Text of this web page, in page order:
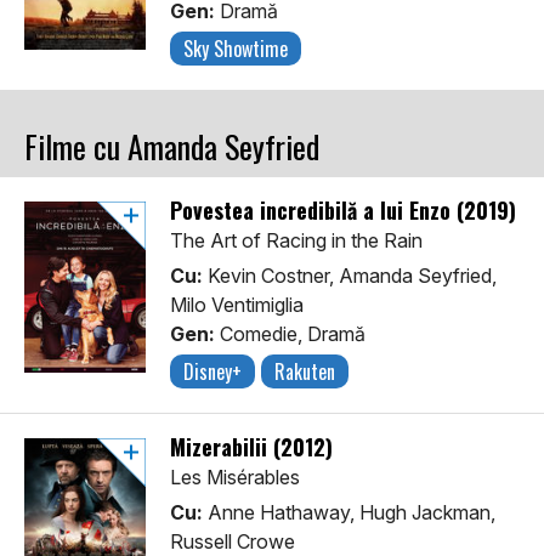
Gen: Dramă
Sky Showtime
Filme cu Amanda Seyfried
Povestea incredibilă a lui Enzo (2019)
The Art of Racing in the Rain
Cu: Kevin Costner, Amanda Seyfried,
Milo Ventimiglia
Gen: Comedie, Dramă
Disney+ Rakuten
Mizerabilii (2012)
Les Misérables
Cu: Anne Hathaway, Hugh Jackman,
Russell Crowe